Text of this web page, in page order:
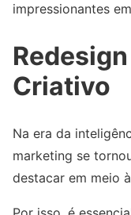
impressionantes
Criativo
Na era da
marketing se
destacar em meio